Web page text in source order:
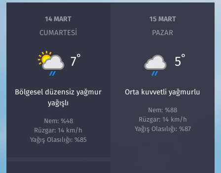
14 MART
CUMARTESI
7°
Bölgesel düzensiz yağmur
yağışlı
Nem: %48
Rüzgar: 14 km/h
Yağış Olasılığı: %85
15 MART
PAZAR
5°
Orta kuvvetli yağmurlu
Nem: %88
Rüzgar: 14 km/h
Yağış Olasılığı: %87